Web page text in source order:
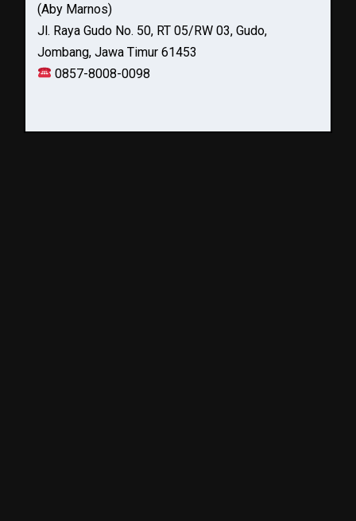
(Aby Marnos)
Jl. Raya Gudo No. 50, RT 05/RW 03, Gudo,
Jombang, Jawa Timur 61453
0857-8008-0098